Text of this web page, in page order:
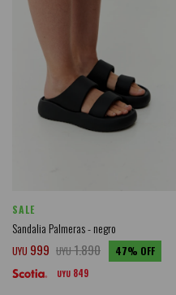
SALE
Sandalia Palmeras - negro
UYU 999 UYU1.890 47
UYU 849